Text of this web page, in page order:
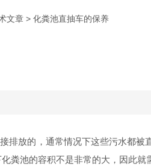
文章 > 化粪池直抽车的保养
排放的，通常情况下这些污水都被
粪池的容积不是非常的大，因此